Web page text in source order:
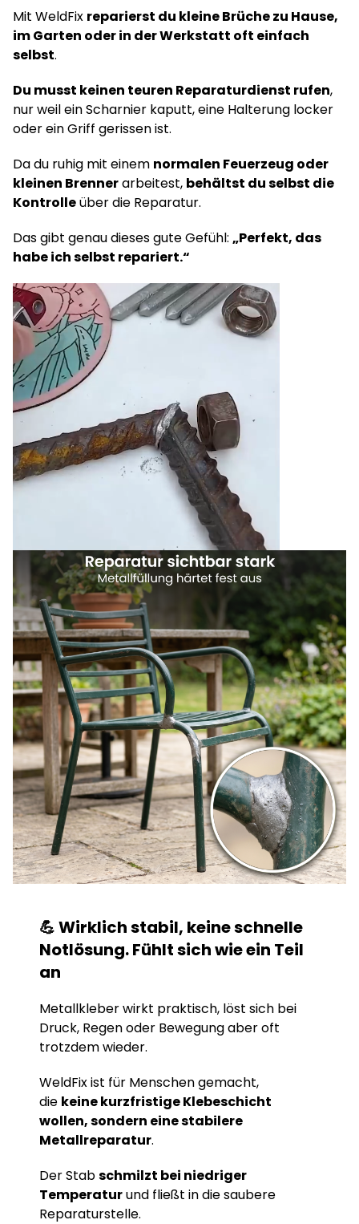
Mit WeldFix reparierst du kleine Brüche zu Hause,
im Garten oder in der Werkstatt oft einfach
selbst.
Du musst keinen teuren Reparaturdienst rufen,
nur weil ein Scharnier kaputt, eine Halterung locker
oder ein Griff gerissen ist.
Da du ruhig mit einem normalen Feuerzeug oder
kleinen Brennerarbeitest, behältst du selbst die
Kontrolleüber die Reparatur.
Das gibt genau dieses gute Gefühl: „Perfekt, das
habe ich selbst repariert.“
💪 Wirklich stabil, keine schnelle
Notlösung. Fühlt sich wie ein Teil
an
Metallkleber wirkt praktisch, löst sich bei
Druck, Regen oder Bewegung aber oft
trotzdem wieder.
WeldFix ist für Menschen gemacht,
die keine kurzfristige Klebeschicht
wollen, sondern eine stabilere
Metallreparatur.
Der Stabschmilzt bei niedriger
Temperaturund fließt in die saubere
Reparaturstelle.